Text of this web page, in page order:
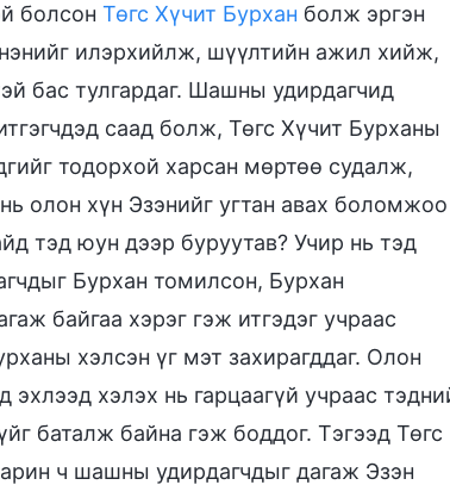
болсон Төгс Хүчит Бурхан болж эргэн
илэрхийлж, шүүлтийн ажил хийж,
бас тулгардаг. Шашны удирдагчид
саад болж, Төгс Хүчит Бурханы
тодорхой харсан мөртөө судалж,
олон хүн Эзэнийг угтан авах боломжоо
тэд юун дээр буруутав? Учир нь тэд
Бурхан томилсон, Бурхан
байгаа хэрэг гэж итгэдэг учраас
хэлсэн үг мэт захирагддаг. Олон
хэлэх нь гарцаагүй учраас
баталж байна гэж боддог. Тэгээд Төгс
ч шашны удирдагчдыг дагаж Эзэн